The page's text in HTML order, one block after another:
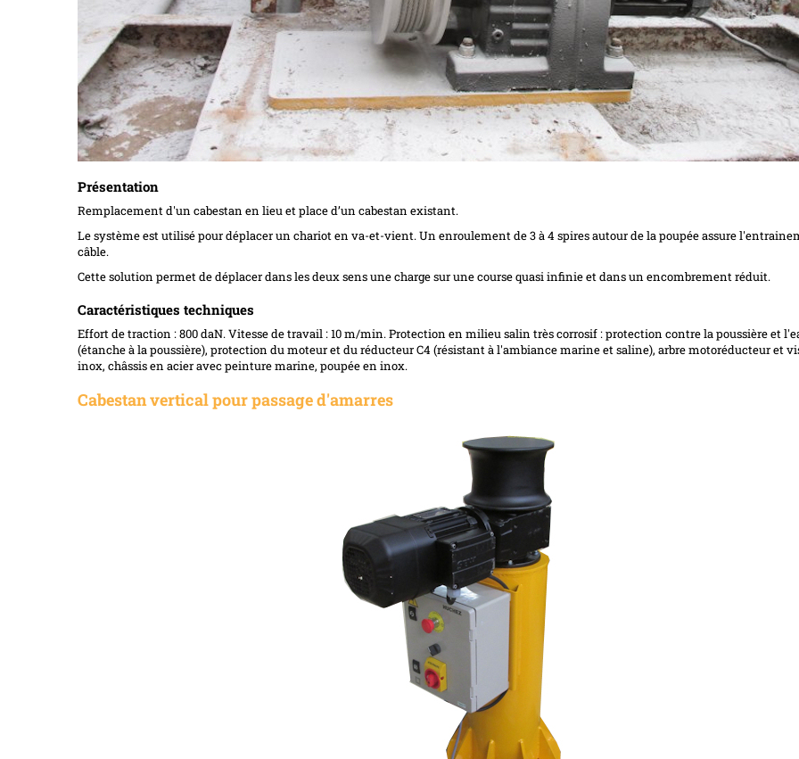
Présentation
Remplacement d'un cabestan en lieu et place d’un cabestan existant.
Le système est utilisé pour déplacer un chariot en va-et-vient. Un enroulement de 3 à 4 spires autour de la poupée assure
câble.
Cette solution permet de déplacer dans les deux sens une charge sur une course quasi infinie et dans un encombrement réduit.
Caractéristiques techniques
Effort de traction : 800 daN. Vitesse de travail : 10 m/min. Protection en milieu salin très corrosif : protection contre la poussière et
(étanche à la poussière), protection du moteur et du réducteur C4 (résistant à l'ambiance marine et saline), arbre motoréducteur et
inox, châssis en acier avec peinture marine, poupée en inox.
Cabestan vertical pour passage d'amarres